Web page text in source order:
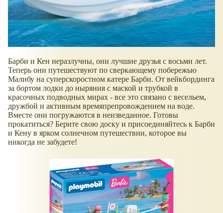
Барби и Кен неразлучны, они лучшие друзья с восьми лет.
Теперь они путешествуют по сверкающему побережью
Малибу на суперскоростном катере Барби. От вейкбординга
за бортом лодки до ныряния с маской и трубкой в
красочных подводных мирах - все это связано с весельем,
дружбой и активным времяпрепровождением на воде.
Вместе они погружаются в неизведанное. Готовы
прокатиться? Берите свою доску и присоединяйтесь к Барби
и Кену в ярком солнечном путешествии, которое вы
никогда не забудете!